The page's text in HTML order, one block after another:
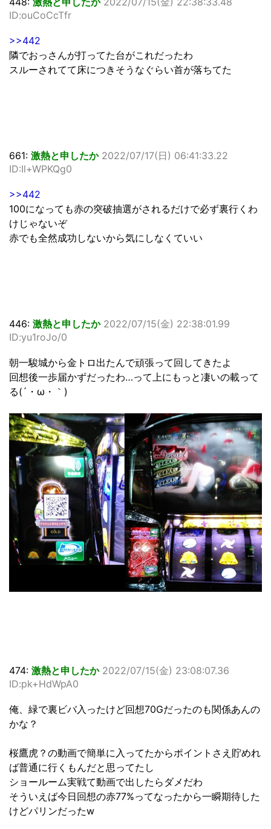
ID:ouCoCcTfr
>>442
隣でおっさんが打ってた台がこれだったわ
スルーされてて床につきそうなぐらい首が落ちてた
661: 激熱と申したか 2022/07/17(日) 06:41:33.22
ID:Il+WPKQg0
>>442
100になっても赤の突破抽選がされるだけで必ず裏行くわ
けじゃないぞ
赤でも全然成功しないから気にしなくていい
446: 激熱と申したか 2022/07/15(金) 22:38:01.99
ID:yu1roJo/0
朝一駿城から金トロ出たんで頑張って回してきたよ
回想後一歩届かずだったわ…って上にもっと凄いの載って
る(´・ω・｀)
474: 激熱と申したか 2022/07/15(金) 23:08:07.36
ID:pk+HdWpA0
俺、緑で裏ビバ入ったけど回想70Gだったのも関係あんの
かな？
桜鷹虎？の動画で簡単に入ってたからポイントさえ貯めれ
ば普通に行くもんだと思ってたし
ショールーム実戦て動画で出したらダメだわ
そういえば今日回想の赤77%ってなったから一瞬期待した
けどパリンだったw